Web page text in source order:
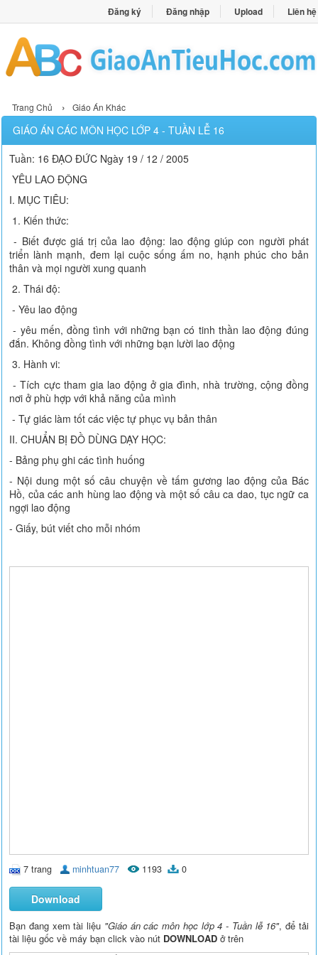
Đăng ký Đăng nhập Upload Liên hệ
Trang Chủ › Giáo Án Khác
GIÁO ÁN CÁC MÔN HỌC LỚP 4 - TUẦN LỄ 16
Tuần: 16 ĐẠO ĐỨC Ngày 19 / 12 / 2005
YÊU LAO ĐỘNG
I. MỤC TIÊU:
1. Kiến thức:
- Biết được giá trị của lao động: lao động giúp con người phát
triển lành mạnh, đem lại cuộc sống ấm no, hạnh phúc cho bản
thân và mọi người xung quanh
2. Thái độ:
- Yêu lao động
- yêu mến, đồng tình với những bạn có tinh thần lao động đúng
đắn. Không đồng tình với những bạn lười lao động
3. Hành vi:
- Tích cực tham gia lao động ở gia đình, nhà trường, cộng đồng
nơi ở phù hợp với khả năng của mình
- Tự giác làm tốt các việc tự phục vụ bản thân
II. CHUẨN BỊ ĐỒ DÙNG DẠY HỌC:
- Bảng phụ ghi các tình huống
- Nội dung một số câu chuyện về tấm gương lao động của Bác
Hồ, của các anh hùng lao động và một số câu ca dao, tục ngữ ca
ngợi lao động
- Giấy, bút viết cho mỗi nhóm
7 trang minhtuan77 1193 0
Download
Bạn đang xem tài liệu "Giáo án các môn học lớp 4 - Tuần lễ 16", để tải
tài liệu gốc về máy bạn click vào nút DOWNLOAD ở trên